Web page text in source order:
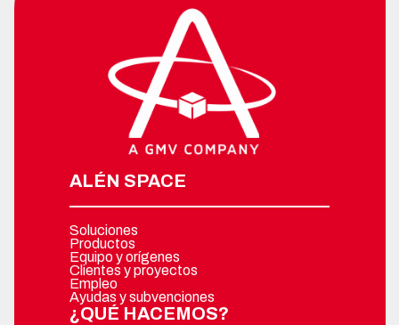
ALÉN SPACE
Soluciones
Productos
Equipo y orígenes
Clientes y proyectos
Empleo
Ayudas y subvenciones
¿QUÉ HACEMOS?